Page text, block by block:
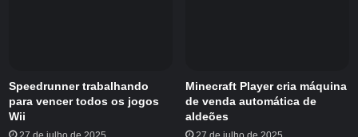
of Duty sob Activision foram atingidos por
cortes de empregos como parte da última onda
de demissões da Microsoft.
Speedrunner trabalhando
para vencer todos os jogos
Wii
Minecraft Player cria máquina
de venda automática de
aldeões